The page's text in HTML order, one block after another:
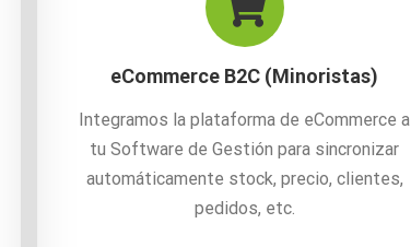
eCommerce B2C (Minoristas)
Integramos la plataforma de eCommerce a
tu Software de Gestión para sincronizar
automáticamente stock, precio, clientes,
pedidos, etc.